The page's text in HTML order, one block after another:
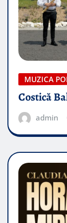
MUZICA
Costică
admin